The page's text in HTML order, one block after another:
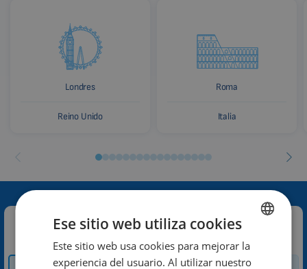
Londres
Reino Unido
Roma
Italia
Contacte con nosotros:
Cómo y dónde
ENGLISH
Ese sitio web utiliza cookies
Este sitio web usa cookies para mejorar la
experiencia del usuario. Al utilizar nuestro